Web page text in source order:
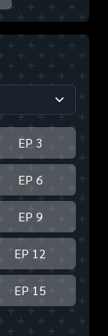
EP 3
EP 6
EP 9
EP 12
EP 15